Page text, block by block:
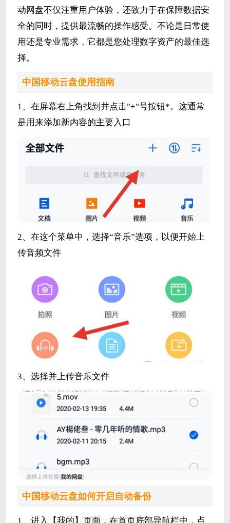
动网盘不仅注重用户体验，还致力于在保障数据安
全的同时，提供最流畅的操作感受。不论是日常使
用还是专业需求，它都是您处理数字资产的最佳选
择。
中国移动云盘使用指南
1、在屏幕右上角找到并点击"+"号按钮*。这通常
是用来添加新内容的主要入口
2、在这个菜单中，选择“音乐”选项，以便开始上
传音频文件
3、选择并上传音乐文件
中国移动云盘如何开启自动备份
1、进入【我的】页面，在首页底部导航栏中，点